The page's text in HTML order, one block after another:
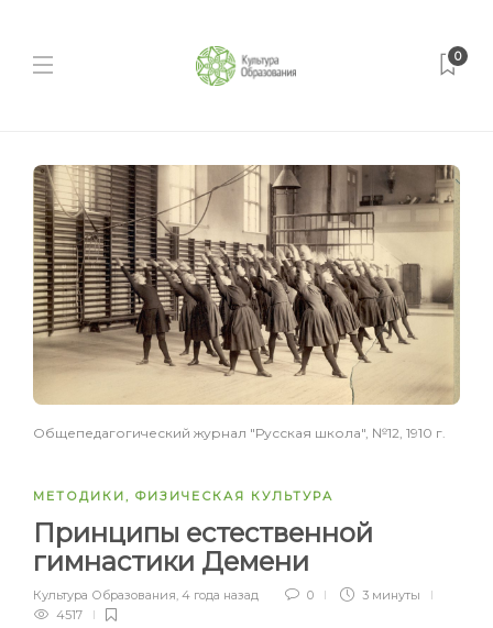
0
Общепедагогический журнал "Русская школа", №12, 1910 г.
МЕТОДИКИ, ФИЗИЧЕСКАЯ КУЛЬТУРА
Принципы естественной
гимнастики Демени
Культура Образования, 4 года назад 0
3 минуты
4517